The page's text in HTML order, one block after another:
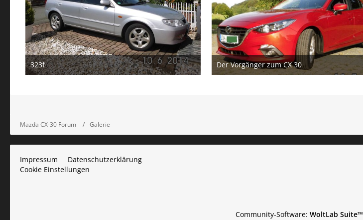
323f
4. März 2023
Der Vorgänger zum CX 30
12. September 2021
Mazda CX-30 Forum Galerie
Impressum
Datenschutzerklärung
Cookie Einstellungen
Community-Software: WoltLab Suite™